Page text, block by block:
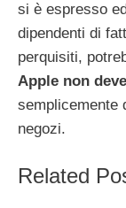
si è espresso
dipendenti di
perquisiti,
Apple non
semplicemente
negozi.
Related